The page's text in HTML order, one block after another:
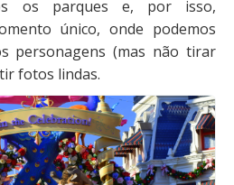
os parques e, por isso,
único, onde podemos
personagens (mas não tirar
fotos lindas.